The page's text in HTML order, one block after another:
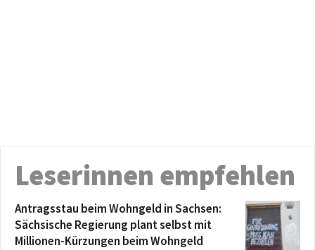
Leserinnen empfehlen
Antragsstau beim Wohngeld in Sachsen:
Sächsische Regierung plant selbst mit
Millionen-Kürzungen beim Wohngeld